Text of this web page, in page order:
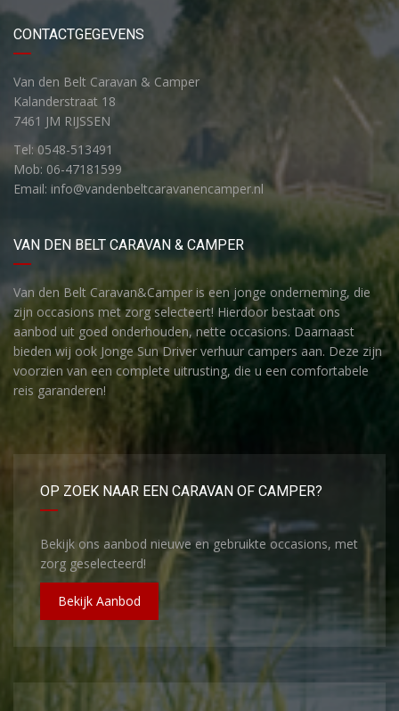
CONTACTGEGEVENS
Van den Belt Caravan & Camper
Kalanderstraat 18
7461 JM RIJSSEN
Tel: 0548-513491
Mob: 06-47181599
Email: info@vandenbeltcaravanencamper.nl
VAN DEN BELT CARAVAN & CAMPER
Van den Belt Caravan&Camper is een jonge onderneming, die
zijn occasions met zorg selecteert! Hierdoor bestaat ons
aanbod uit goed onderhouden, nette occasions. Daarnaast
bieden wij ook Jonge Sun Driver verhuur campers aan. Deze zijn
voorzien van een complete uitrusting, die u een comfortabele
reis garanderen!
OP ZOEK NAAR EEN CARAVAN OF CAMPER?
Bekijk ons aanbod nieuwe en gebruikte occasions, met
zorg geselecteerd!
Bekijk Aanbod